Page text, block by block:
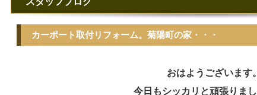
カーポート取付リフォーム。菊陽町の家・・・
おはようございます。
今日もシッカリと頑張りまし